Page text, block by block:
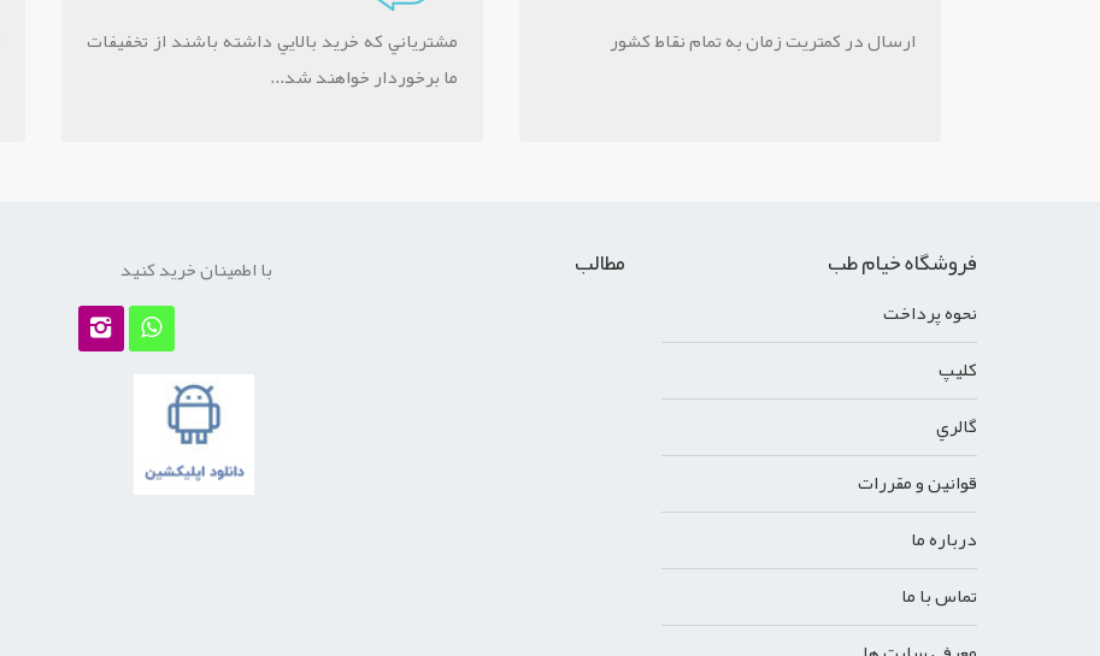
ارسال در کمتریت زمان به تمام نقاط کشور
مشترياني که خريد بالايي داشته باشند از تخفيفات
ما برخوردار خواهند شد...
فروشگاه خیام طب
نحوه پرداخت
کليپ
گالري
قوانين و مقررات
درباره ما
تماس با ما
مطالب با اطمینان خرید کنید